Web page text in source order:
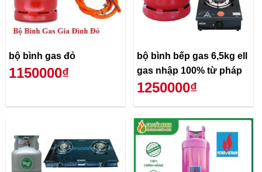
bộ bình gas đỏ
1150000₫
bộ bình bếp gas 6,5kg ell
gas nhập 100% từ pháp
1250000₫